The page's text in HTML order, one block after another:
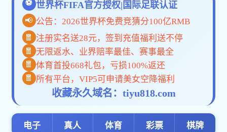
pc加拿大预算预测飞飞: 通知公告